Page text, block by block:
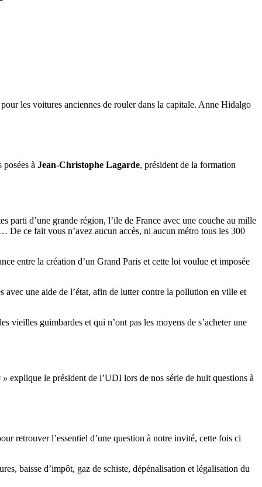
les voitures anciennes de rouler dans la capitale. Anne Hidalgo
à Jean-Christophe Lagarde, président de la formation
parti d’une grande région, l’ile de France avec une couche au mille
De ce fait vous n’avez aucun accès, ni aucun métro tous les 300
entre la création d’un Grand Paris et cette loi voulue et imposée
avec une aide de l’état, afin de lutter contre la pollution en ville et
guimbardes et qui n’ont pas les moyens de s’acheter une
» explique le président de l’UDI lors de nos série de huit questions à
retrouver l’essentiel d’une question à notre invité, cette fois ci
baisse d’impôt, gaz de schiste, dépénalisation et légalisation du